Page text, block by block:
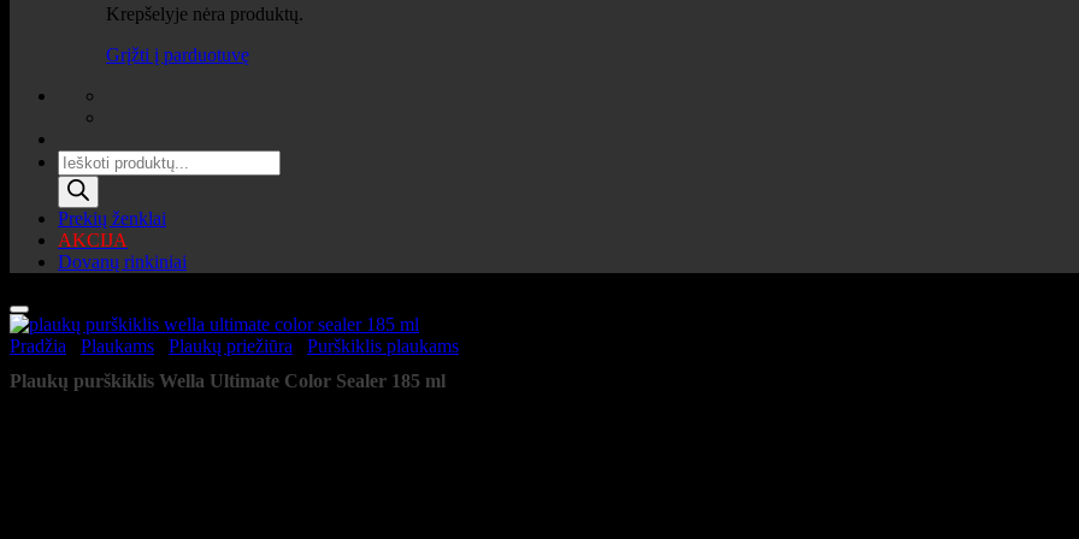
Krepšelyje nėra produktų.
Grįžti į parduotuvę
Products
search
Prekių ženklai
AKCIJA
Dovanų rinkiniai
Pradžia Plaukams Plaukų priežiūra
Purškiklis plaukams
Plaukų purškiklis Wella Ultimate Color Sealer 185 ml